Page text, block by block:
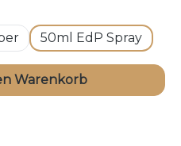
50ml EdP Spray
Wert
Warenkorb